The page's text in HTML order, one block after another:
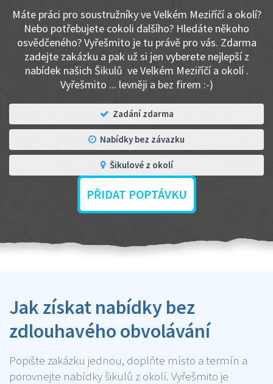
Máte práci pro soustružníky ve Velkém Meziříčí a okolí?
Nebo potřebujete cokoli dalšího? Hledáte někoho
osvědčeného? Vyřešmito je tu právě pro vás. Zdarma
zadejte zakázku a pak už si jen vyberete nejlepší z
nabídek našich Šikulů ve Velkém Meziříčí a okolí .
Vyřešmito ... levněji a bez firem :-)
Zadání zdarma
Nabídky bez závazku
Šikulové z okolí
PŘIDAT POPTÁVKU
Jak získat nabídky bez
zdlouhavého obvolávání
Popište zakázku jednou, doplňte místo a termín a
porovnejte nabídky šikulů z okolí. Vyřešmito je